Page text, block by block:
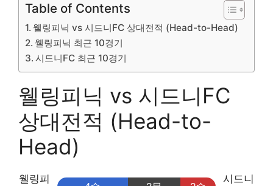
Table of Contents
웰링피닉 vs 시드니FC 상대전적 (Head-to-Head)
웰링피닉 최근 10경기
시드니FC 최근 10경기
웰링피닉 vs 시드니FC
상대전적 (Head-to-
Head)
웰링피
시드니